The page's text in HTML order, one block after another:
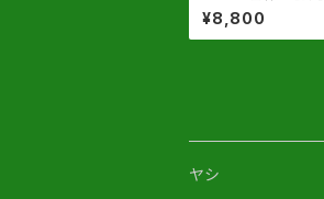
等品】
¥8,800
ヤシ